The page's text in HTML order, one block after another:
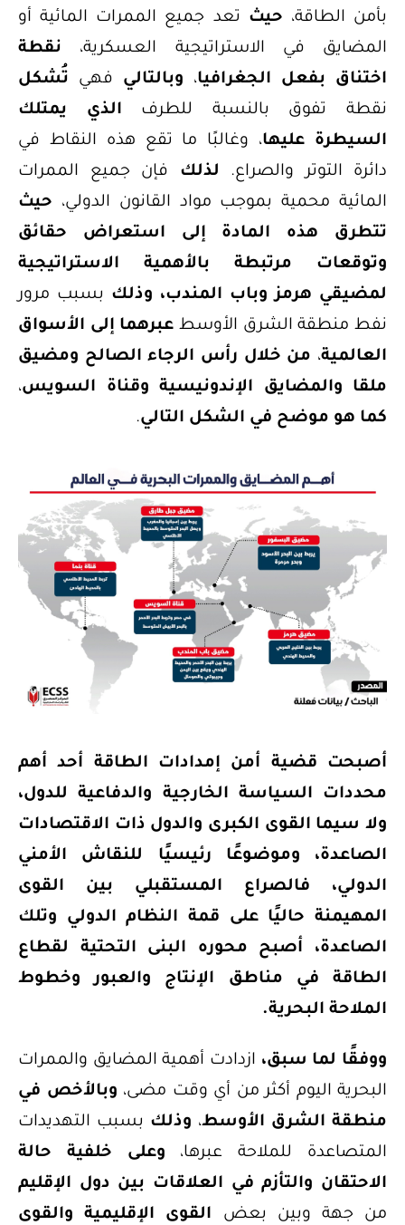
بأمن الطاقة، حيثتعد جميع الممرات المائية أو
المضايق في الاستراتيجية العسكرية،
نقطة
اختناق بفعل الجغرافيا، وبالتاليفهي تُشكل
نقطة تفوق بالنسبة للطرف
الذي يمتلك
السيطرة عليها، وغالبًا ما تقع هذه النقاط في
دائرة التوتر والصراع.
لذلكفإن جميع الممرات
المائية محمية بموجب مواد القانون الدولي، حيث
تتطرق هذه المادة إلى استعراض حقائق
وتوقعات مرتبطة بالأهمية الاستراتيجية
لمضيقي هرمز وباب المندب، وذلكبسبب مرور
نفط منطقة الشرق الأوسطعبرهما إلى الأسواق
العالمية،من خلال رأس الرجاء الصالح ومضيق
ملقا والمضايق الإندونيسية وقناة السويس،
كما هو موضح في الشكل التالي.
أصبحت قضية أمن إمدادات الطاقة أحد أهم
محددات السياسة الخارجية والدفاعية للدول،
ولا سيما القوى الكبرى والدول ذات الاقتصادات
الصاعدة، وموضوعًا رئيسيًا للنقاش الأمني
الدولي، فالصراع المستقبلي بين القوى
المهيمنة حاليًا على قمة النظام الدولي وتلك
الصاعدة، أصبح محوره البنى التحتية لقطاع
الطاقة في مناطق الإنتاج والعبور وخطوط
الملاحة البحرية.
ووفقًا لما سبق،ازدادت أهمية المضايق والممرات
البحرية اليوم أكثر من أي وقت مضى،وبالأخص في
منطقة الشرق الأوسط،وذلكبسبب التهديدات
المتصاعدة للملاحة عبرها،
وعلى خلفية حالة
الاحتقان والتأزم في العلاقات بين دول الإقليم
من جهة وبين بعض
القوى الإقليمية والقوى